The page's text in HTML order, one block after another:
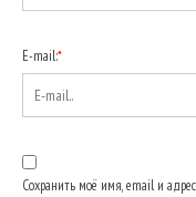
E-mail:*
Сохранить моё имя, email и